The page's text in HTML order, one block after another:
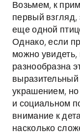
Возьмем, к
первый взгляд,
еще одной
Однако, если
можно увидеть,
разнообразна
выразительный
украшением, но
и социальном
внимание к
насколько